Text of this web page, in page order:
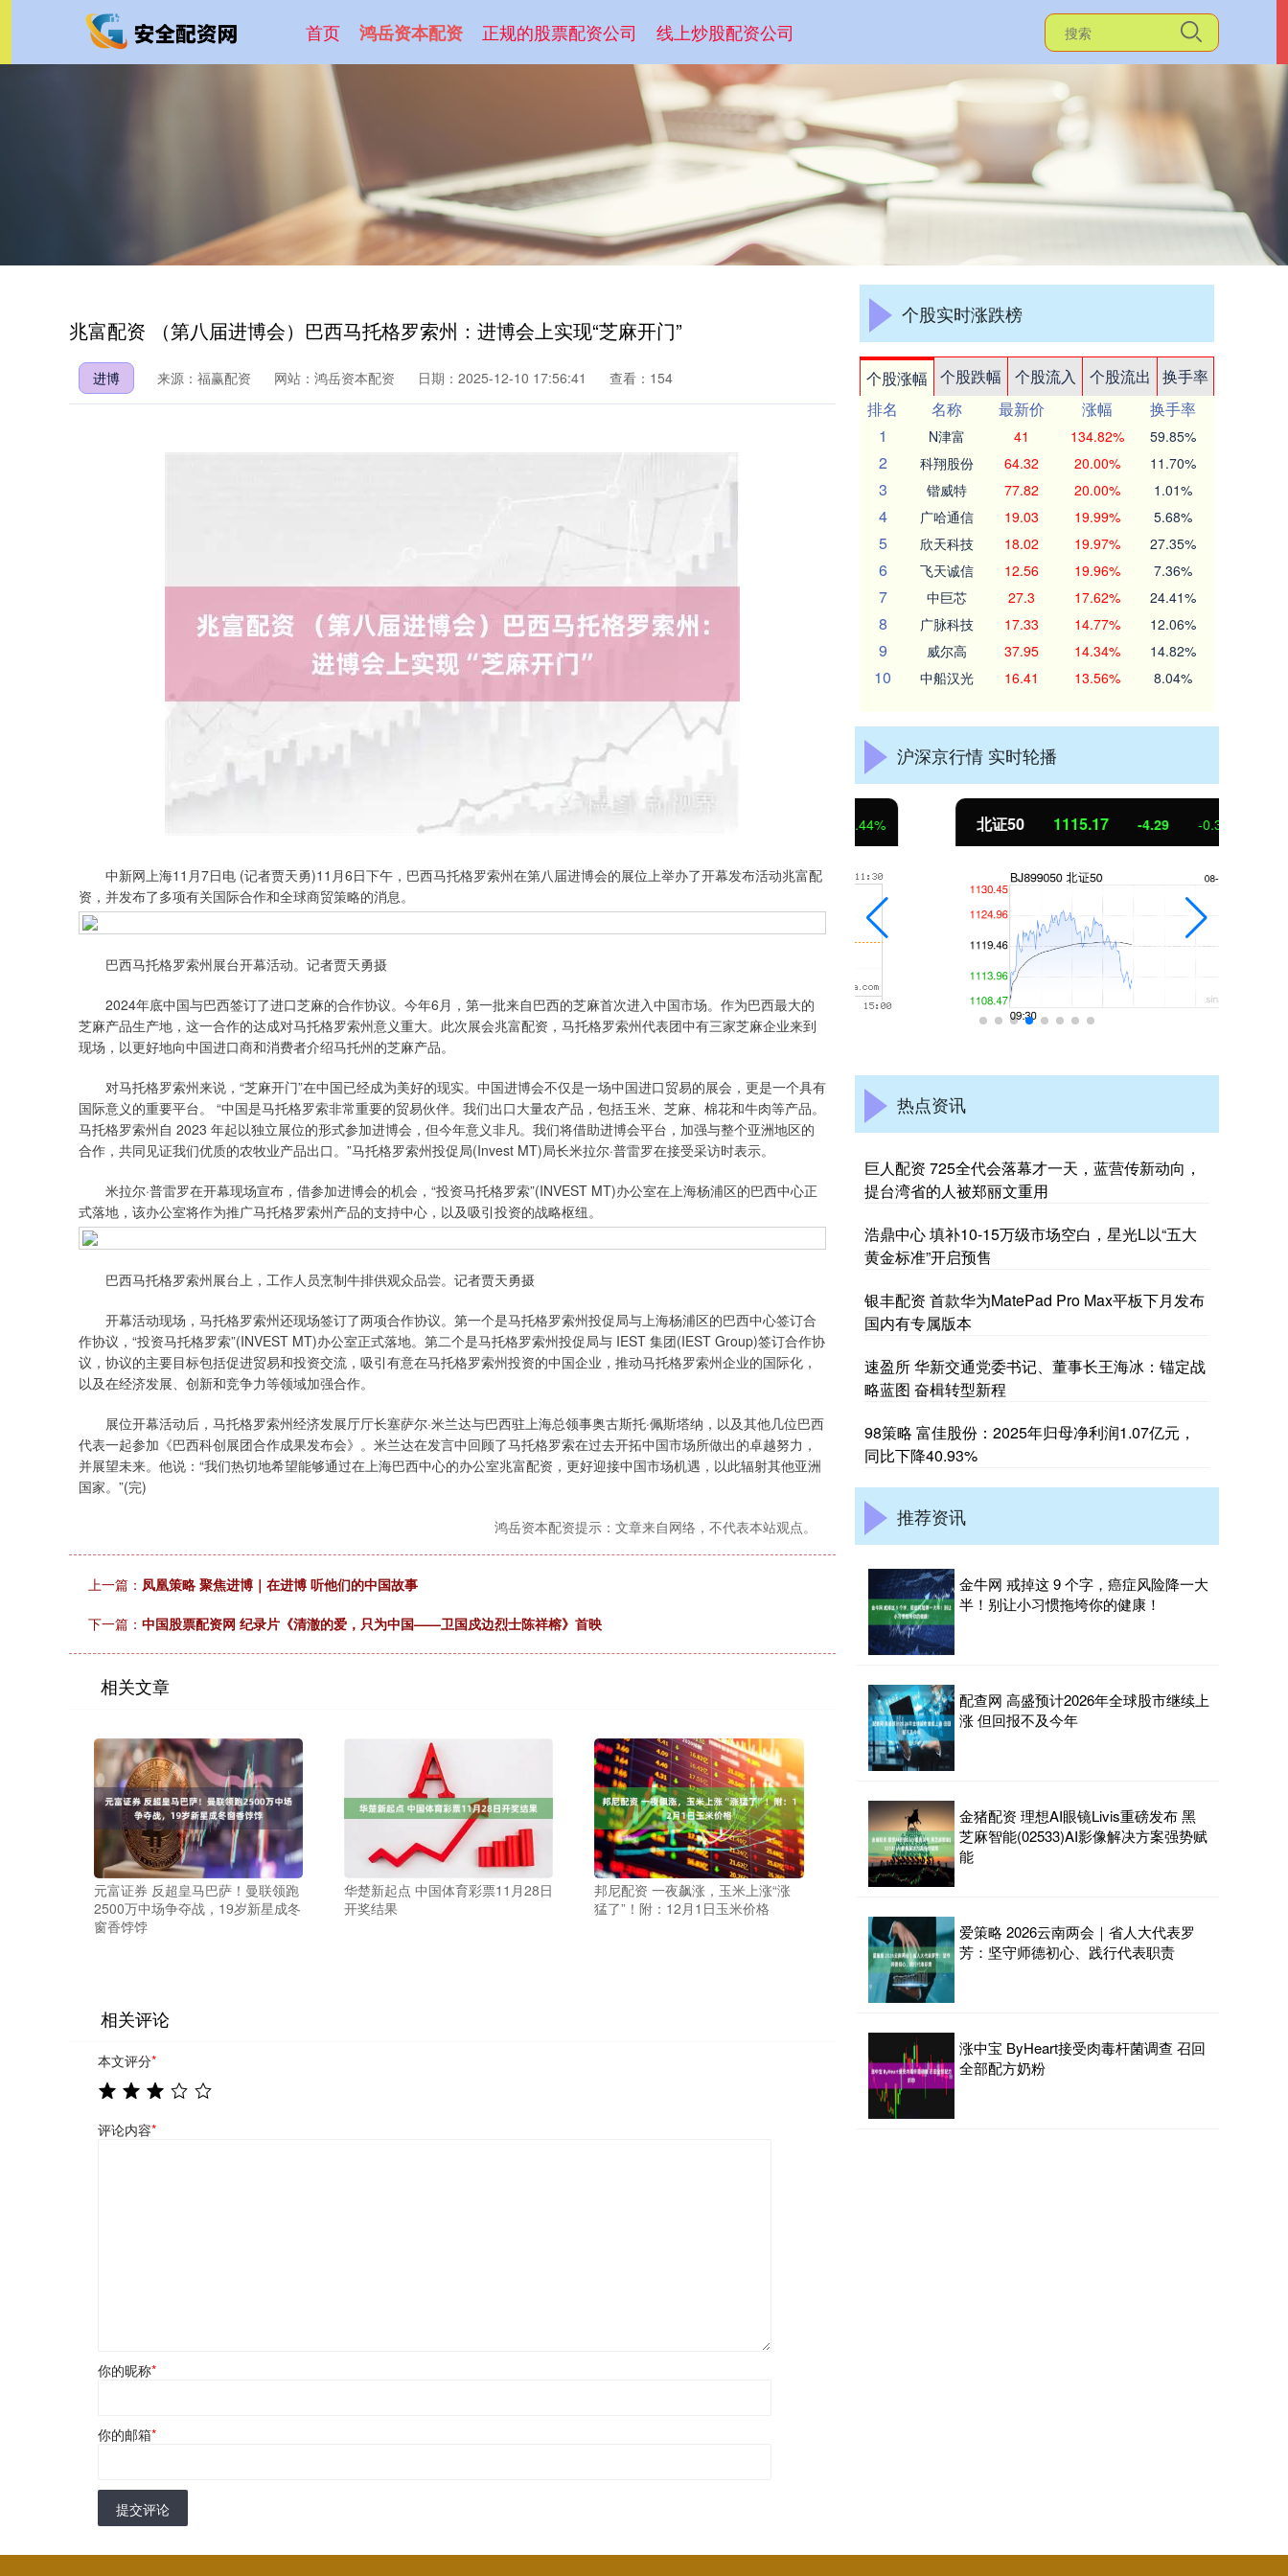
首页 鸿岳资本配资 正规的股票配资公司 线上炒股配资公司
兆富配资 （第八届进博会）巴西马托格罗索州：进博会上实现“芝麻开门”
进博 来源：福赢配资 网站：鸿岳资本配资 日期：2025-12-10 17:56:41 查看：154
中新网上海11月7日电 (记者贾天勇)11月6日下午，巴西马托格罗索州在第八届进博会的展位上举办了开幕发布活动兆富配
资，并发布了多项有关国际合作和全球商贸策略的消息。
巴西马托格罗索州展台开幕活动。记者贾天勇摄
2024年底中国与巴西签订了进口芝麻的合作协议。今年6月，第一批来自巴西的芝麻首次进入中国市场。作为巴西最大的
芝麻产品生产地，这一合作的达成对马托格罗索州意义重大。此次展会兆富配资，马托格罗索州代表团中有三家芝麻企业来到
现场，以更好地向中国进口商和消费者介绍马托州的芝麻产品。
对马托格罗索州来说，“芝麻开门”在中国已经成为美好的现实。中国进博会不仅是一场中国进口贸易的展会，更是一个具有
国际意义的重要平台。 “中国是马托格罗索非常重要的贸易伙伴。我们出口大量农产品，包括玉米、芝麻、棉花和牛肉等产品。
马托格罗索州自 2023 年起以独立展位的形式参加进博会，但今年意义非凡。我们将借助进博会平台，加强与整个亚洲地区的
合作，共同见证我们优质的农牧业产品出口。”马托格罗索州投促局(Invest MT)局长米拉尔·普雷罗在接受采访时表示。
米拉尔·普雷罗在开幕现场宣布，借参加进博会的机会，“投资马托格罗索”(INVEST MT)办公室在上海杨浦区的巴西中心正
式落地，该办公室将作为推广马托格罗索州产品的支持中心，以及吸引投资的战略枢纽。
巴西马托格罗索州展台上，工作人员烹制牛排供观众品尝。记者贾天勇摄
开幕活动现场，马托格罗索州还现场签订了两项合作协议。第一个是马托格罗索州投促局与上海杨浦区的巴西中心签订合
作协议，“投资马托格罗索”(INVEST MT)办公室正式落地。第二个是马托格罗索州投促局与 IEST 集团(IEST Group)签订合作协
议，协议的主要目标包括促进贸易和投资交流，吸引有意在马托格罗索州投资的中国企业，推动马托格罗索州企业的国际化，
以及在经济发展、创新和竞争力等领域加强合作。
展位开幕活动后，马托格罗索州经济发展厅厅长塞萨尔·米兰达与巴西驻上海总领事奥古斯托·佩斯塔纳，以及其他几位巴西
代表一起参加《巴西科创展团合作成果发布会》。米兰达在发言中回顾了马托格罗索在过去开拓中国市场所做出的卓越努力，
并展望未来。他说：“我们热切地希望能够通过在上海巴西中心的办公室兆富配资，更好迎接中国市场机遇，以此辐射其他亚洲
国家。”(完)
鸿岳资本配资提示：文章来自网络，不代表本站观点。
上一篇： 凤凰策略 聚焦进博｜在进博 听他们的中国故事
下一篇： 中国股票配资网 纪录片《清澈的爱，只为中国——卫国戍边烈士陈祥榕》首映
相关文章
元富证券 反超皇马巴萨！曼联领跑
2500万中场争夺战，19岁新星成冬
窗香饽饽
华楚新起点 中国体育彩票11月28日
开奖结果
邦尼配资 一夜飙涨，玉米上涨“涨
猛了”！附：12月1日玉米价格
相关评论
本文评分*
评论内容*
你的昵称*
你的邮箱*
提交评论
个股实时涨跌榜
个股涨幅 个股跌幅 个股流入 个股流出
换手率
排名
名称 最新价 涨幅
换手率
1
N津富 41 134.82% 59.85%
2 科翔股份 64.32 20.00% 11.70%
3 锴威特 77.82 20.00% 1.01%
4 广哈通信 19.03 19.99% 5.68%
5 欣天科技 18.02 19.97% 27.35%
6 飞天诚信 12.56 19.96% 7.36%
7 中巨芯 27.3 17.62% 24.41%
8 广脉科技 17.33 14.77% 12.06%
9 威尔高 37.95 14.34% 14.82%
10 中船汉光 16.41 13.56% 8.04%
沪深京行情 实时轮播
-0.52% 1115.17 -4.29 -0.38%
热点资讯
巨人配资 725全代会落幕才一天，蓝营传新动向，
提台湾省的人被郑丽文重用
浩鼎中心 填补10-15万级市场空白，星光L以“五大
黄金标准”开启预售
银丰配资 首款华为MatePad Pro Max平板下月发布
国内有专属版本
速盈所 华新交通党委书记、董事长王海冰：锚定战
略蓝图 奋楫转型新程
98策略 富佳股份：2025年归母净利润1.07亿元，
同比下降40.93%
推荐资讯
金牛网 戒掉这 9 个字，癌症风险降一大
半！别让小习惯拖垮你的健康！
配查网 高盛预计2026年全球股市继续上
涨 但回报不及今年
金猪配资 理想AI眼镜Livis重磅发布 黑
芝麻智能(02533)AI影像解决方案强势赋
能
爱策略 2026云南两会｜省人大代表罗
芳：坚守师德初心、践行代表职责
涨中宝 ByHeart接受肉毒杆菌调查 召回
全部配方奶粉